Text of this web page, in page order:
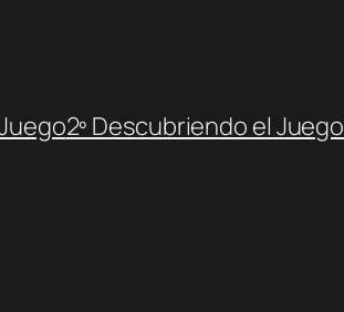
2º Descubriendo el Juego